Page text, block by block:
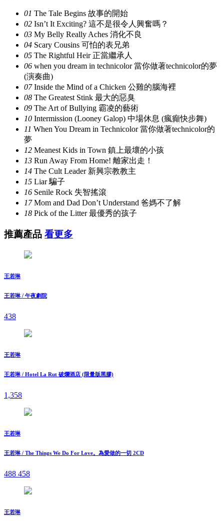
01 The Tale Begins 故事的開始
02 Isn’t It Exciting? 這不是很令人興奮嗎？
03 My Belly Really Aches 消化不良
04 Scary Cousins 可怕的表兄弟‬‬‬‬‬
05 The Rightful Heir 正當繼承人
06 when you dream in technicolor 當你做著technicolor的夢
(演奏曲)
07Inside the Mind of a Chicken 公雞的腦海裡
08 The Greatest Stink 最大的惡臭
09 The Art of Bullying 霸凌的藝術
10 Intermission (Looney Galop) 中場休息 (瘋癲快步舞)
11 When You Dream in Technicolor 當你做著technicolor的
夢
12 Meanest Kids in Town 鎮上最壞的小孩
13 Run Away From Home! 離家出走！
14 The Cult Leader 新興宗教教主
15 Liar 騙子
16 Senile Rock 失智搖滾
17Mom and Dad Don’t Understand 爸媽不了解
18 Pick of the Litter 最優秀的孩子
推薦產品 看更多
王若琳
王若琳 / 午夜劇院
438
王若琳
王若琳 / Hotel La Rut 破爛酒店 (限量版黑膠)
1,358
王若琳
王若琳 / The Things We Do For Love。為愛做的一切 2CD
488 458
王若琳